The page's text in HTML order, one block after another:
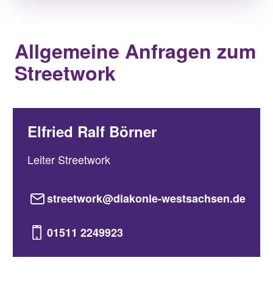
Allgemeine Anfragen zum
Streetwork
Elfried Ralf Börner
Leiter Streetwork
streetwork@diakonie-westsachsen.de
01511 2249923